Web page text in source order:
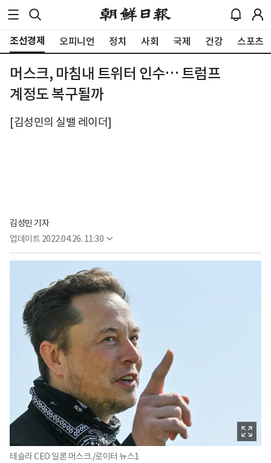
조선경제 오피니언 정치 사회 국제 건강 스포츠
머스크, 마침내 트위터 인수… 트럼프
계정도 복구될까
[김성민의 실밸 레이더]
김성민 기자
업데이트 2022.04.26. 11:30
테슬라 CEO 일론 머스크./로이터 뉴스1